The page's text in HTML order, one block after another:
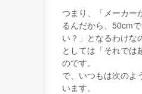
つまり、「メーカー
るんだから、50cm
い？」となるわけな
としては「それでは
のです。
で、いつもは次のよ
います。